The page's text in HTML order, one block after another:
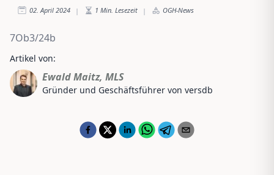
02. April 2024 | 1 Min. Lesezeit | OGH-News
7Ob3/24b
Artikel von:
Ewald Maitz, MLS
Gründer und Geschäftsführer von versdb